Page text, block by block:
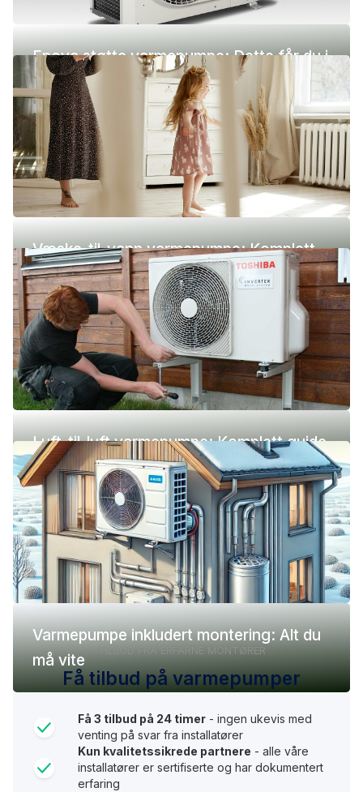
Enova støtte varmepumpe: Dette får du i
2026
Væske-til-vann varmepumpe: Komplett
guide (pris, fordeler og ulemper)
Luft-til-luft varmepumpe: Komplett guide
(pris, fordeler og ulemper)
Varmepumpe inkludert montering: Alt du
må vite
TILBUD FRA ERFARNE MONTØRER
Få tilbud på varmepumper
Få 3 tilbud på 24 timer - ingen ukevis med
venting på svar fra installatører
Kun kvalitetssikrede partnere - alle våre
installatører er sertifiserte og har dokumentert
erfaring